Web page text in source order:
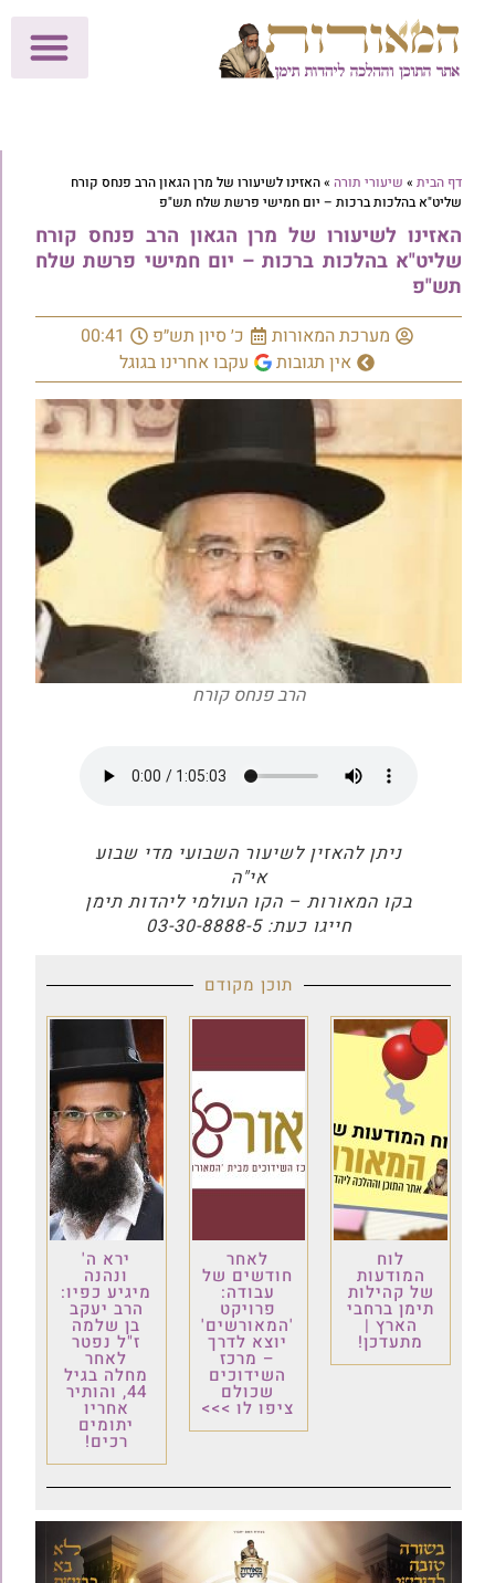
דף הבית » שיעורי תורה »האזינו לשיעורו של מרן הגאון הרב פנחס קורח
שליט"א בהלכות ברכות – יום חמישי פרשת שלח תש"פ
האזינו לשיעורו של מרן הגאון הרב פנחס קורח
שליט"א בהלכות ברכות – יום חמישי פרשת שלח
תש"פ
מערכת המאורות כ׳ סיון תש״פ
00:41
אין תגובות
עקבו אחרינו בגוגל
הרב פנחס קורח
ניתן להאזין לשיעור השבועי מדי שבוע
אי"ה
בקו המאורות – הקו העולמי ליהדות תימן
חייגו כעת: 03-30-8888-5
תוכן מקודם
לוח
המודעות
של קהילות
תימן ברחבי
הארץ |
מתעדכן!
לאחר
חודשים של
עבודה:
פרויקט
'המאורשים'
יוצא לדרך
– מרכז
השידוכים
שכולם
ציפו לו >>>
ירא ה'
ונהנה
מיגיע כפיו:
הרב יעקב
בן שלמה
ז"ל נפטר
לאחר
מחלה בגיל
44, והותיר
אחריו
יתומים
רכים!